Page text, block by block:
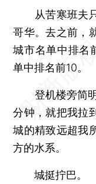
从苦寒班夫只
哥华。去之前，
城市名单中排名
单中排名前10。
登机楼旁简明
分钟，就把我拉
城的精致远超我
方的水系。
城挺拧巴。